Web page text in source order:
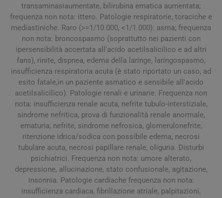
transaminasiaumentate, bilirubina ematica aumentata;
frequenza non nota: ittero. Patologie respiratorie, toraciche e
mediastiniche. Raro (>=1/10.000, <1/1.000): asma; frequenza
non nota: broncospasmo (soprattutto nei pazienti con
ipersensibilità accertata all'acido acetilsalicilico e ad altri
fans), rinite, dispnea, edema della laringe, laringospasmo,
insufficienza respiratoria acuta (è stato riportato un caso, ad
esito fatale,in un paziente asmatico e sensibile all'acido
acetilsalicilico). Patologie renali e urinarie. Frequenza non
nota: insufficienza renale acuta, nefrite tubulo-interstiziale,
sindrome nefritica, prova di funzionalità renale anormale,
ematuria, nefrite, sindrome nefrosica, glomerulonefrite,
ritenzione idrica/sodica con possibile edema, necrosi
tubulare acuta, necrosi papillare renale, oliguria. Disturbi
psichiatrici. Frequenza non nota: umore alterato,
depressione, allucinazione, stato confusionale, agitazione,
insonnia. Patologie cardiache frequenza non nota:
insufficienza cardiaca, fibrillazione atriale, palpitazioni,